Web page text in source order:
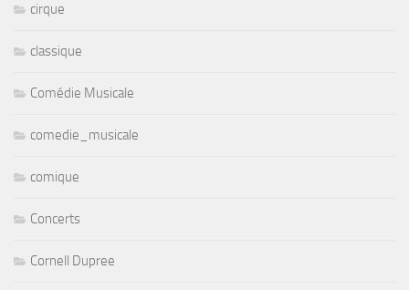
cirque
classique
Comédie Musicale
comedie_musicale
comique
Concerts
Cornell Dupree